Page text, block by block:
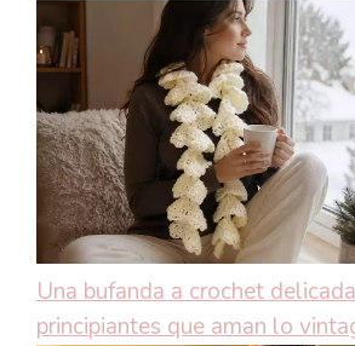
Una bufanda a crochet
principiantes que aman lo